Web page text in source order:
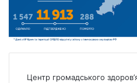
Центр громадського